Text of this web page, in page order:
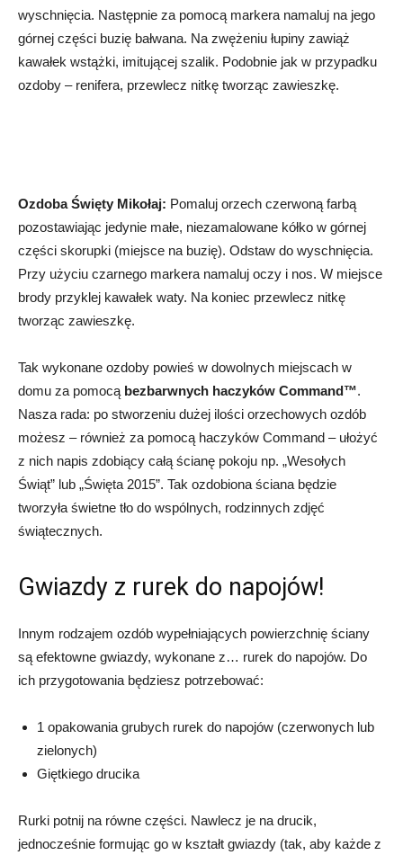
wyschnięcia. Następnie za pomocą markera namaluj na jego
górnej części buzię bałwana. Na zwężeniu łupiny zawiąż
kawałek wstążki, imitującej szalik. Podobnie jak w przypadku
ozdoby – renifera, przewlecz nitkę tworząc zawieszkę.
Ozdoba Święty Mikołaj: Pomaluj orzech czerwoną farbą
pozostawiając jedynie małe, niezamalowane kółko w górnej
części skorupki (miejsce na buzię). Odstaw do wyschnięcia.
Przy użyciu czarnego markera namaluj oczy i nos. W miejsce
brody przyklej kawałek waty. Na koniec przewlecz nitkę
tworząc zawieszkę.
Tak wykonane ozdoby powieś w dowolnych miejscach w
domu za pomocą bezbarwnych haczyków Command™.
Nasza rada: po stworzeniu dużej ilości orzechowych ozdób
możesz – również za pomocą haczyków Command – ułożyć
z nich napis zdobiący całą ścianę pokoju np. „Wesołych
Świąt” lub „Święta 2015”. Tak ozdobiona ściana będzie
tworzyła świetne tło do wspólnych, rodzinnych zdjęć
świątecznych.
Gwiazdy z rurek do napojów!
Innym rodzajem ozdób wypełniających powierzchnię ściany
są efektowne gwiazdy, wykonane z… rurek do napojów. Do
ich przygotowania będziesz potrzebować:
1 opakowania grubych rurek do napojów (czerwonych lub
zielonych)
Giętkiego drucika
Rurki potnij na równe części. Nawlecz je na drucik,
jednocześnie formując go w kształt gwiazdy (tak, aby każde z